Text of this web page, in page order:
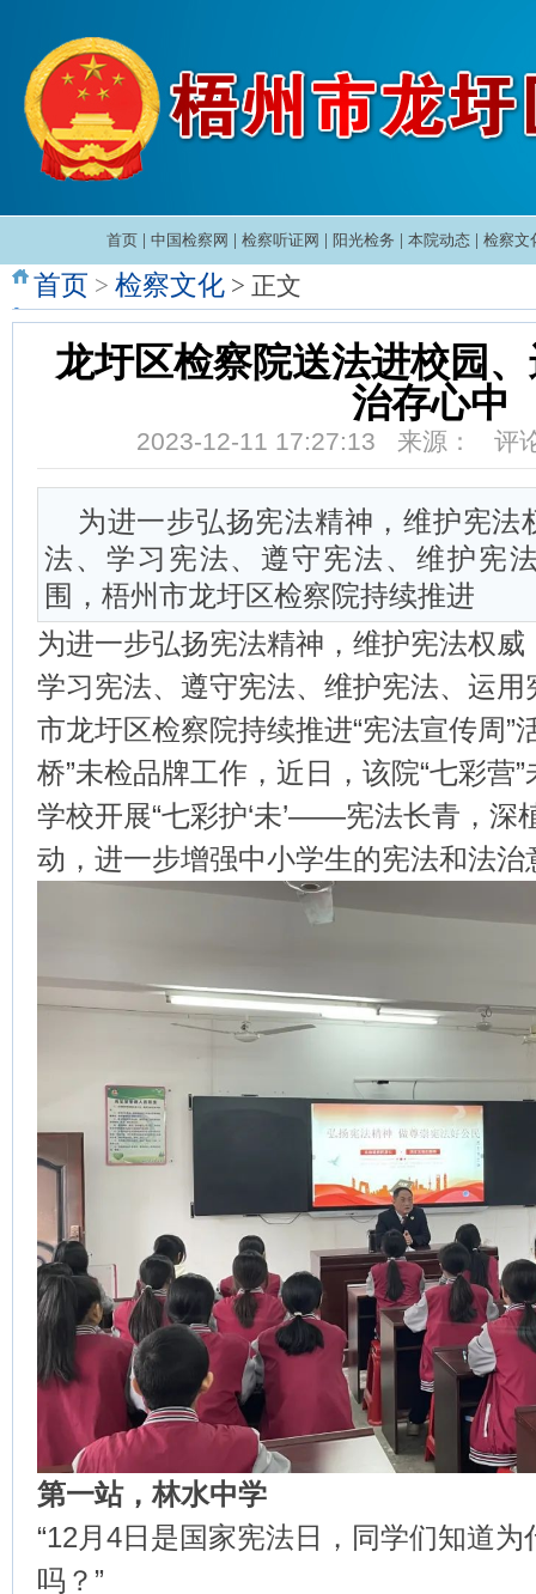
首页 中国检察网 检察听证网 阳光检务 本院动态 检察文
首页 > 检察文化 > 正文
龙圩区检察院送法进校园
治存心中
2023-12-11 17:27:13 来源： 评
为进一步弘扬宪法精神，维护宪法
法、学习宪法、遵守宪法、维护宪
围，梧州市龙圩区检察院持续推进
为进一步弘扬宪法精神，维护宪法权
学习宪法、遵守宪法、维护宪法、运
市龙圩区检察院持续推进“宪法宣传周”
桥”未检品牌工作，近日，该院“七彩营
学校开展“七彩护‘未’——宪法长青，深
动，进一步增强中小学生的宪法和法治
第一站，林水中学
“12月4日是国家宪法日，同学们知道
吗？”